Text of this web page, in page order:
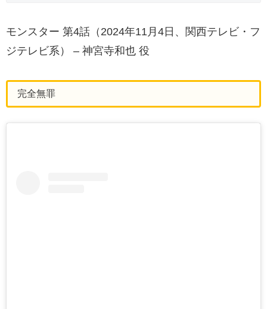
モンスター 第4話（2024年11月4日、関西テレビ・フ
ジテレビ系） – 神宮寺和也 役
完全無罪